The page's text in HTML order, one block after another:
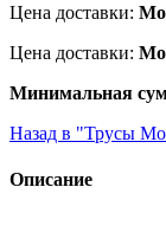
Цена доставки:
Цена доставки:
Минимальная
Назад в "Трусы
Описание